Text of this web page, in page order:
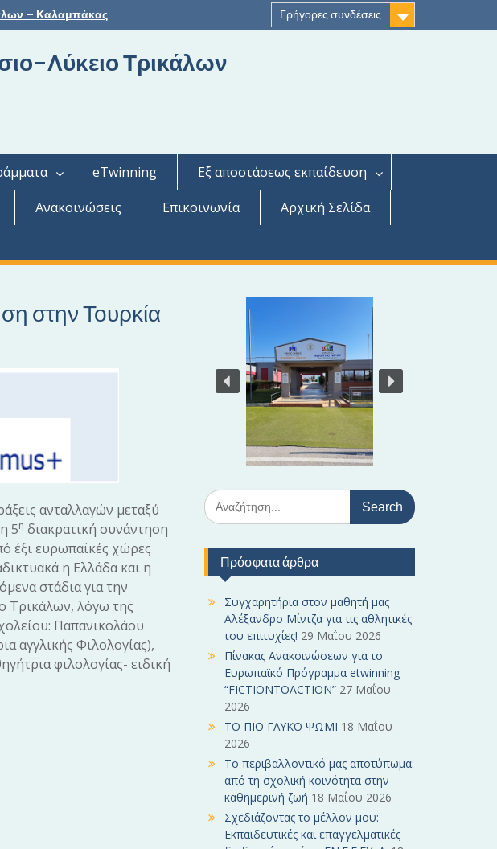
– Καλαμπάκας Γρήγορες συνδέσεις
Λύκειο Τρικάλων
eTwinning
Εξ αποστάσεως εκπαίδευση
Ανακοινώσεις Επικοινωνία
Αρχική Σελίδα
στην Τουρκία
ανταλλαγών μεταξύ
η 5η διακρατική συνάντηση
έξι ευρωπαϊκές χώρες
η Ελλάδα και η
στάδια για την
Τρικάλων, λόγω της
Παπανικολάου
αγγλικής Φιλολογίας),
φιλολογίας- ειδική
S
e
r
Πρόσφατα άρθρα
Συγχαρητήρια στον μαθητή μας
Αλέξανδρο Μίντζα για τις αθλητικές
του επιτυχίες! 29 Μαΐου 2026
Πίνακας Ανακοινώσεων για το
Ευρωπαϊκό Πρόγραμμα etwinning
“FICTIONTOACTION” 27 Μαΐου
2026
ΤΟ ΠΙΟ ΓΛΥΚΟ ΨΩΜΙ 18 Μαΐου
2026
Το περιβαλλοντικό μας αποτύπωμα:
από τη σχολική κοινότητα στην
καθημερινή ζωή 18 Μαΐου 2026
Σχεδιάζοντας το μέλλον μου:
Εκπαιδευτικές και επαγγελματικές